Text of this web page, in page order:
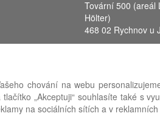
Tovární 500 (areál
Hölter)
468 02 Rychnov u
řešení e-commerce pro náš
chování na webu
„Akceptuji“ souhlasíte také s
na sociálních sítích a v